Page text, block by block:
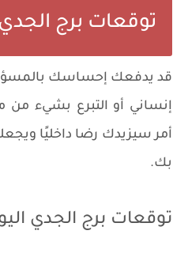
توقعات برج
قد يدفعك إحساسك
إنساني أو التبرع بشيء من
أمر سيزيدك رضا داخليًا
بك.
توقعات برج الجدي